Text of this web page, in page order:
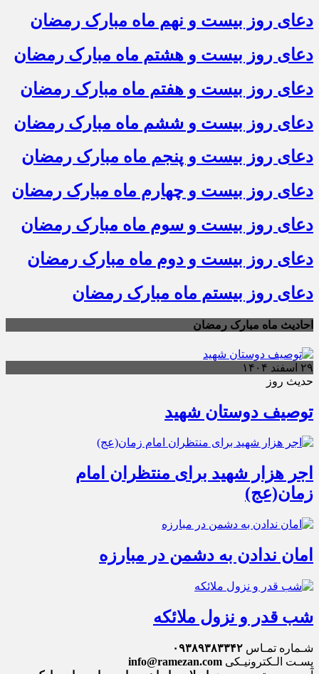
دعای روز بیست و نهم ماه مبارک رمضان
دعای روز بیست و هشتم ماه مبارک رمضان
دعای روز بیست و هفتم ماه مبارک رمضان
دعای روز بیست و ششم ماه مبارک رمضان
دعای روز بیست و پنجم ماه مبارک رمضان
دعای روز بیست و چهارم ماه مبارک رمضان
دعای روز بیست و سوم ماه مبارک رمضان
دعای روز بیست و دوم ماه مبارک رمضان
دعای روز بیستم ماه مبارک رمضان
احادیث ماه مبارک رمضان
۲۹ اسفند ۱۴۰۴
حدیث روز
توصیف دوستان شهید
اجر هزار شهید برای منتظران امام
زمان(عج)
امان ندادن به دشمن در مبارزه
شب قدر و نزول ملائکه
شـماره تمـاس ۰۹۳۸۹۳۸۳۳۴۲
پسـت الـکترونیـکی info@ramezan.com